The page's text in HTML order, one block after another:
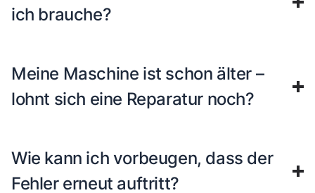
ich brauche?
Meine Maschine ist schon älter –
lohnt sich eine Reparatur noch?
Wie kann ich vorbeugen, dass der
Fehler erneut auftritt?